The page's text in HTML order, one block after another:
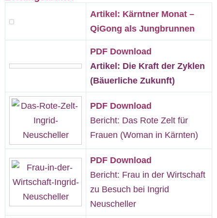
Artikel: Kärntner Monat –
QiGong als Jungbrunnen
PDF Download
Artikel: Die Kraft der Zyklen
(Bäuerliche Zukunft)
PDF Download
Bericht: Das Rote Zelt für
Frauen (Woman in Kärnten)
PDF Download
Bericht: Frau in der Wirtschaft
zu Besuch bei Ingrid
Neuscheller